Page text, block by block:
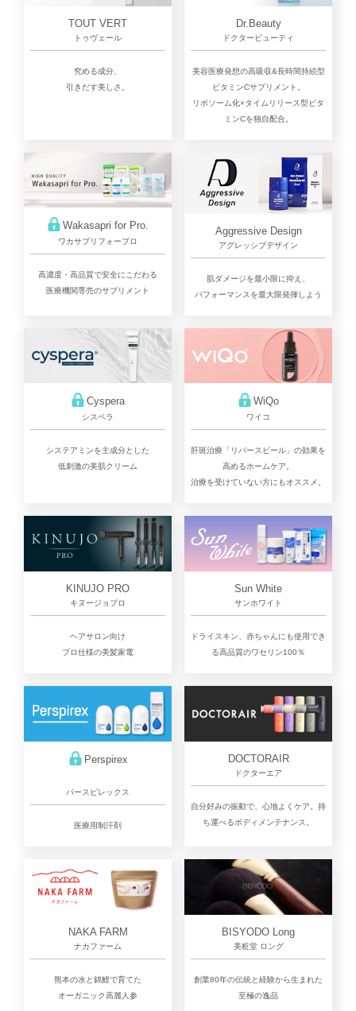
TOUT VERT
トゥヴェール
究める成分、
引きだす美しさ。
Dr.Beauty
ドクタービューティ
美容医療発想の高吸収&長時間持続型
ビタミンCサプリメント。
リポソーム化×タイムリリース型ビタ
ミンCを独自配合。
Wakasapri for Pro.
ワカサプリフォープロ
高濃度・高品質で安全にこだわる
医療機関専売のサプリメント
Aggressive Design
アグレッシブデザイン
肌ダメージを最小限に抑え、
パフォーマンスを最大限発揮しよう
Cyspera
シスペラ
システアミンを主成分とした
低刺激の美肌クリーム
WiQo
ワイコ
肝斑治療「リバースピール」の効果を
高めるホームケア。
治療を受けていない方にもオススメ。
KINUJO PRO
キヌージョプロ
ヘアサロン向け
プロ仕様の美髪家電
Sun White
サンホワイト
ドライスキン、赤ちゃんにも使用でき
る高品質のワセリン100％
Perspirex
パースピレックス
医療用制汗剤
DOCTORAIR
ドクターエア
自分好みの振動で、心地よくケア。持
ち運べるボディメンテナンス。
NAKA FARM
ナカファーム
熊本の水と錦鯉で育てた
オーガニック高麗人参
BISYODO Long
美粧堂 ロング
創業80年の伝統と経験から生まれた
至極の逸品